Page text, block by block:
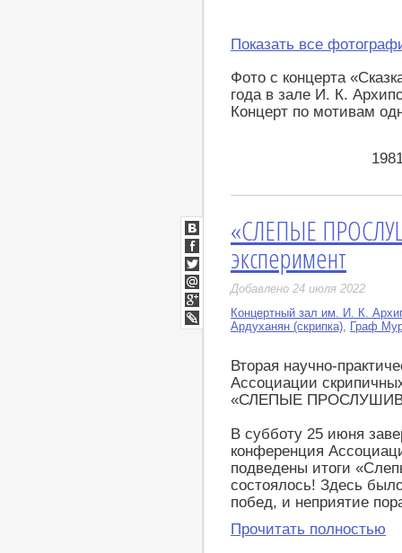
Показать все
Фото с концерта
года в зале И. К.
Концерт по мотивам
«СЛЕПЫЕ
эксперимент
Добавлено 24 июля 2022
Концертный зал им. И. К.
Ардуханян (скрипка) Граф
Вторая научно-
Ассоциации
«СЛЕПЫЕ
В субботу 25 июня
конференция
подведены итоги
состоялось! Здесь
побед, и неприятие
Прочитать полностью
ВКонтакте
Facebook
Twitter
Мой
Мир
Google+
LiveJournal